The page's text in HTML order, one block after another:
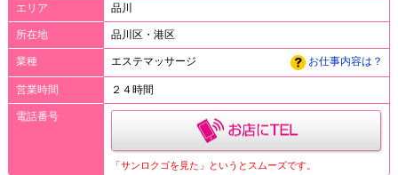
エリア 品川
所在地 品川区・港区
業種 エステマッサージ お仕事内容は？
営業時間 ２４時間
電話番号
「サンロクゴを見た」というとスムーズです。